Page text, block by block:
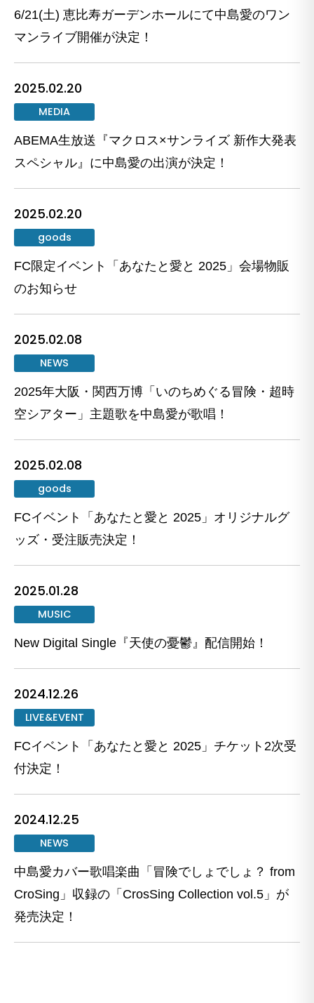
6/21(土) 恵比寿ガーデンホールにて中島愛のワン
マンライブ開催が決定！
2025.02.20
MEDIA
ABEMA生放送『マクロス×サンライズ 新作大発表
スペシャル』に中島愛の出演が決定！
2025.02.20
goods
FC限定イベント「あなたと愛と 2025」会場物販
のお知らせ
2025.02.08
NEWS
2025年大阪・関西万博「いのちめぐる冒険・超時
空シアター」主題歌を中島愛が歌唱！
2025.02.08
goods
FCイベント「あなたと愛と 2025」オリジナルグ
ッズ・受注販売決定！
2025.01.28
MUSIC
New Digital Single『天使の憂鬱』配信開始！
2024.12.26
LIVE&EVENT
FCイベント「あなたと愛と 2025」チケット2次受
付決定！
2024.12.25
NEWS
中島愛カバー歌唱楽曲「冒険でしょでしょ？ from
CroSing」収録の「CrosSing Collection vol.5」が
発売決定！